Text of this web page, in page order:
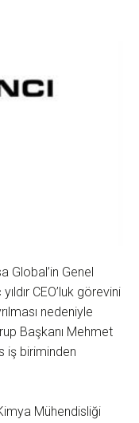
Global’in Genel
CEO’luk görevini
nedeniyle
Başkanı Mehmet
iş biriminden
Mühendisliği